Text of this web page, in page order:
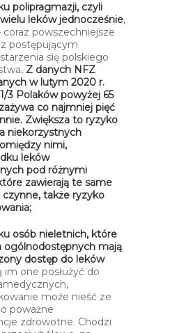
polipragmazji, czyli
leków jednocześnie,
coraz powszechniejsze
postępującym
się polskiego
. Z danych NFZ
w lutym 2020 r.
3 Polaków powyżej 65
co najmniej pięć
Zwiększa to ryzyko
niekorzystnych
nimi,
leków
pod różnymi
zawierają te same
także ryzyko
osób nieletnich, które
ogólnodostępnych mają
dostęp do leków
im one posłużyć do
może nieść ze
poważne
zdrowotne. Chodzi